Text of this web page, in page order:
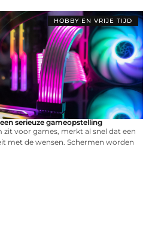
HOBBY EN VRIJE TIJD
serieuze gameopstelling
voor games, merkt al snel dat een
met de wensen. Schermen worden